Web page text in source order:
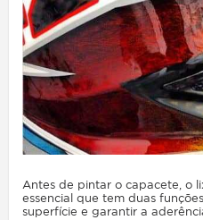
Antes de pintar o capacete, o
essencial que tem duas
superfície e garantir a